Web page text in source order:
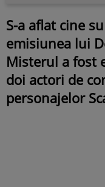
S-a aflat cine
emisiunea lui
Misterul a fost
doi actori de
personajelor